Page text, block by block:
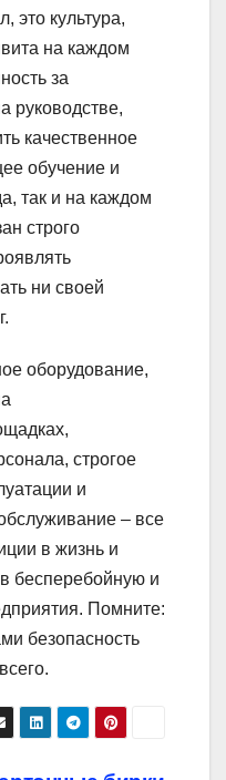
это культура,
на каждом
за
руководстве,
качественное
обучение и
так и на каждом
строго
ни своей
оборудование,
строгое
и
– все
в жизнь и
бесперебойную и
Помните:
безопасность